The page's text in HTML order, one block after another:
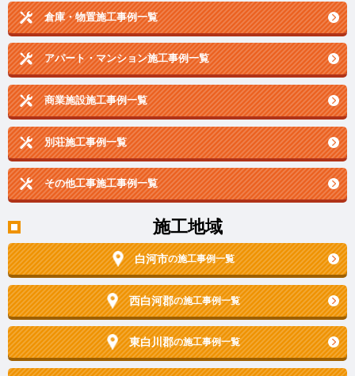
倉庫・物置施工事例一覧
アパート・マンション施工事例一覧
商業施設施工事例一覧
別荘施工事例一覧
その他工事施工事例一覧
施工地域
白河市の施工事例一覧
西白河郡の施工事例一覧
東白川郡の施工事例一覧